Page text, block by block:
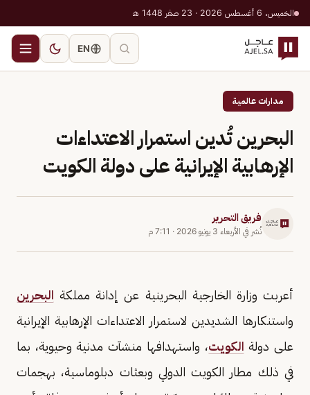
الخميس، 6 أغسطس 2026 · 23 صفر 1448 هـ
EN
مدارات عالمية
البحرين تُدين استمرار الاعتداءات
الإرهابية الإيرانية على دولة الكويت
فريق التحرير
نُشر في الأربعاء 3 يونيو 2026 · 7:11 م
أعربت وزارة الخارجية البحرينية عن إدانة مملكة البحرين
واستنكارها الشديدين لاستمرار الاعتداءات الإرهابية الإيرانية
على دولة الكويت، واستهدافها منشآت مدنية وحيوية، بما
في ذلك مطار الكويت الدولي وبعثات دبلوماسية، بهجمات